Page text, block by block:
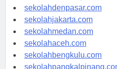
sekolahbandung.com
sekolahdenpasar.com
sekolahjakarta.com
sekolahmedan.com
sekolahaceh.com
sekolahbengkulu.com